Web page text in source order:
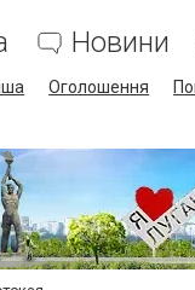
Новини
Оголошення